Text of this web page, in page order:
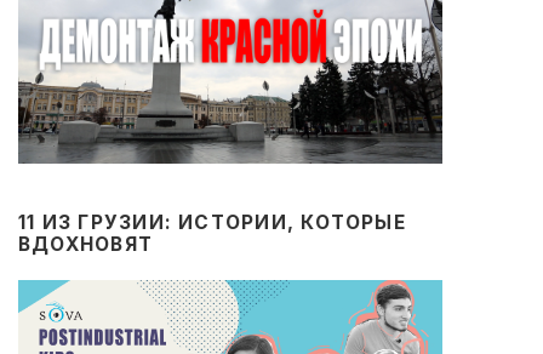
11 ИЗ ГРУЗИИ: ИСТОРИИ, КОТОРЫЕ
ВДОХНОВЯТ